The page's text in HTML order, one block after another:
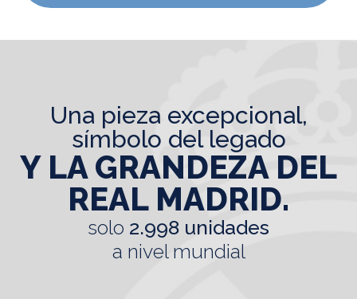
una pieza excepcional,
símbolo del legado
Y LA GRANDEZA DEL
REAL MADRID.
solo 2.998 unidades
a nivel mundial